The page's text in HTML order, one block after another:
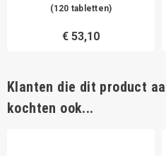
(120 tabletten)
€ 53,10
Klanten die dit product
kochten ook...